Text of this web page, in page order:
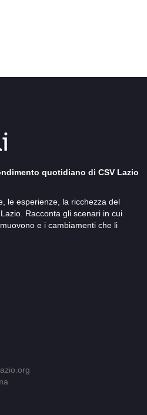
quotidiano di CSV Lazio
le esperienze, la ricchezza del
Racconta gli scenari in cui
e i cambiamenti che li